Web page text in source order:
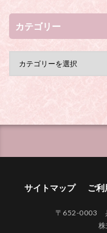
カテゴリー
サイトマップ ご利
〒652-0003